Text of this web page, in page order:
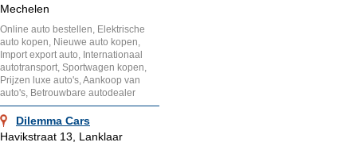
Mechelen
Online auto bestellen, Elektrische
auto kopen, Nieuwe auto kopen,
Import export auto, Internationaal
autotransport, Sportwagen kopen,
Prijzen luxe auto's, Aankoop van
auto's, Betrouwbare autodealer
Dilemma Cars
Havikstraat 13, Lanklaar